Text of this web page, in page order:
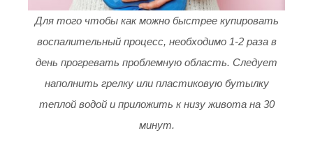
Для того чтобы как можно быстрее купировать
воспалительный процесс, необходимо 1-2 раза в
день прогревать проблемную область. Следует
наполнить грелку или пластиковую бутылку
теплой водой и приложить к низу живота на 30
минут.